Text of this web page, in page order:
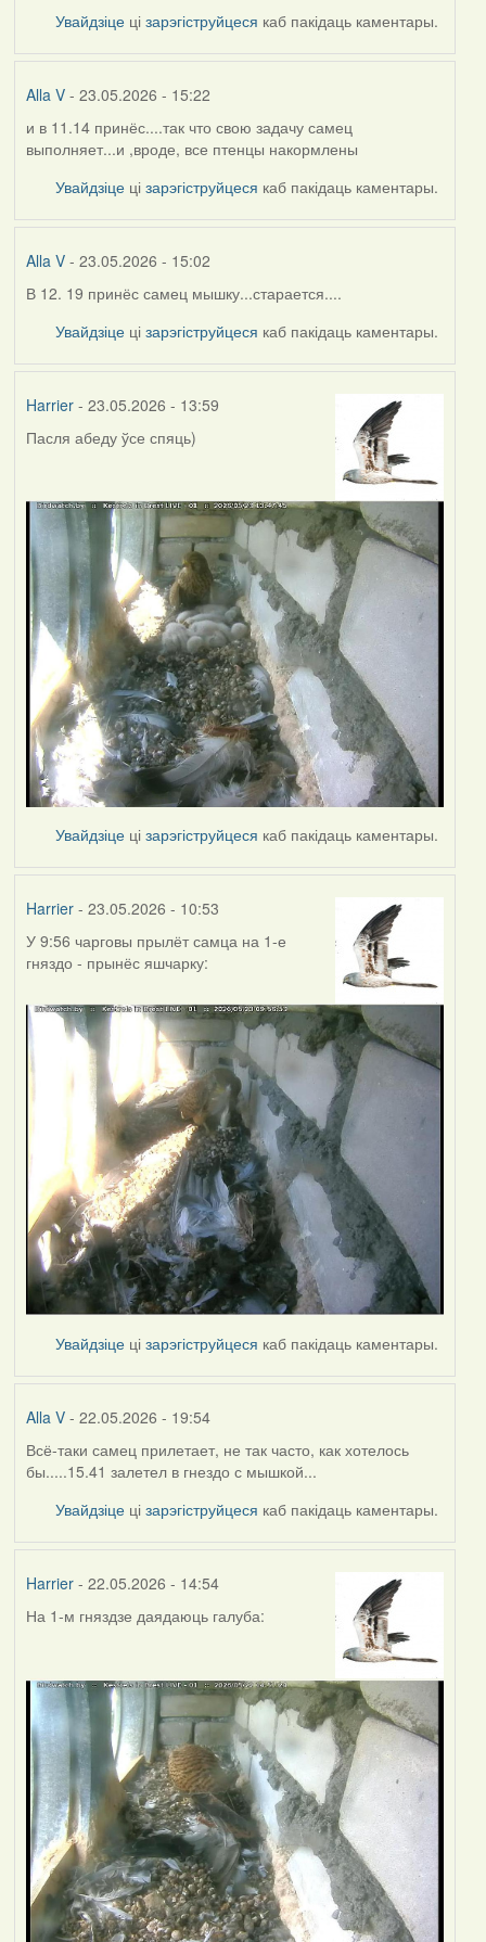
Увайдзіце цізарэгіструйцеся каб пакідаць каментары.
Alla V- 23.05.2026 - 15:22
и в 11.14 принёс....так что свою задачу самец
выполняет...и ,вроде, все птенцы накормлены
Увайдзіце цізарэгіструйцеся каб пакідаць каментары.
Alla V- 23.05.2026 - 15:02
В 12. 19 принёс самец мышку...старается....
Увайдзіце цізарэгіструйцеся каб пакідаць каментары.
Harrier- 23.05.2026 - 13:59
Пасля абеду ўсе спяць)
Увайдзіце цізарэгіструйцеся каб пакідаць каментары.
Harrier- 23.05.2026 - 10:53
У 9:56 чарговы прылёт самца на 1-е
гняздо - прынёс яшчарку:
Увайдзіце цізарэгіструйцеся каб пакідаць каментары.
Alla V- 22.05.2026 - 19:54
Всё-таки самец прилетает, не так часто, как хотелось
бы.....15.41 залетел в гнездо с мышкой...
Увайдзіце цізарэгіструйцеся каб пакідаць каментары.
Harrier- 22.05.2026 - 14:54
На 1-м гняздзе даядаюць галуба: